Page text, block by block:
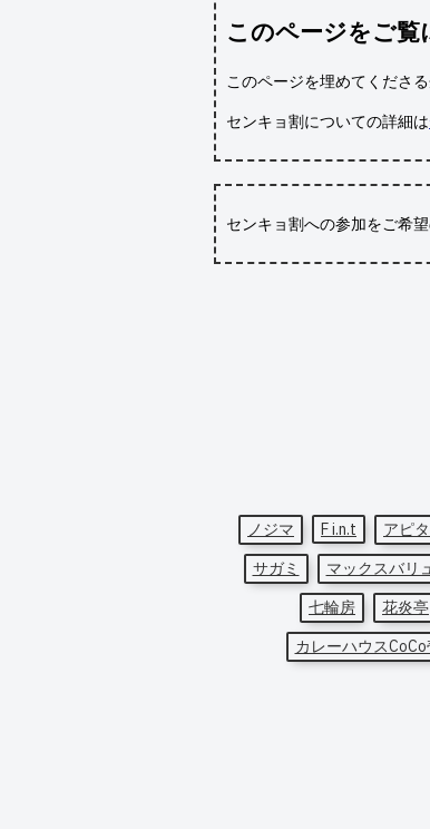
このページをご覧
このページを埋めてくださ
センキョ割についての詳細は
センキョ割への参加をご希
ノジマ F i.n.t アピ
サガミ
マックスバリ
七輪房
花炎亭
カレーハウス